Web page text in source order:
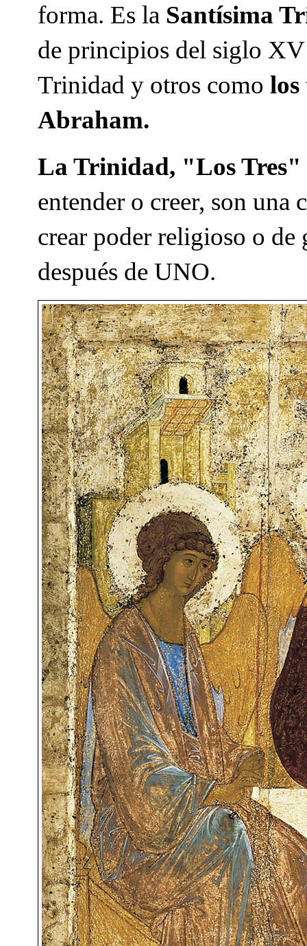
forma. Es la Santísima
de principios del siglo
Trinidad y otros como los
Abraham.
La Trinidad, "Los Tres"
entender o creer, son una
crear poder religioso o
después de UNO.